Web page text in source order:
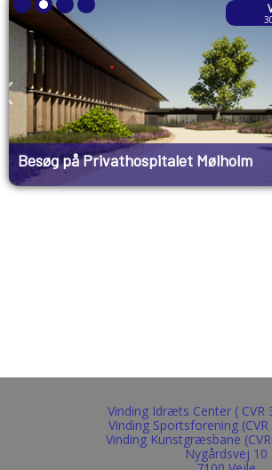
Besøg på Privathospitalet Mølholm
Vinding Idræts Center ( CVR
Vinding Sportsforening
Vinding Kunstgræsbane
Nygårdsvej 10